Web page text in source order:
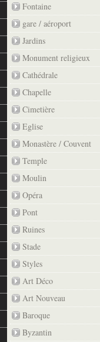
Fontaine
gare / aéroport
Jardins
Monument religieux
Cathédrale
Chapelle
Cimetière
Eglise
Monastère / Couvent
Temple
Moulin
Opéra
Pont
Ruines
Stade
Styles
Art Déco
Art Nouveau
Baroque
Byzantin